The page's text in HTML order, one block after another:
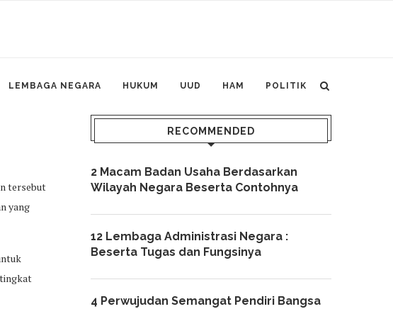
LEMBAGA NEGARA HUKUM UUD HAM POLITIK
tersebut
yang
RECOMMENDED
2 Macam Badan Usaha Berdasarkan
Wilayah Negara Beserta Contohnya
12 Lembaga Administrasi Negara :
Beserta Tugas dan Fungsinya
4 Perwujudan Semangat Pendiri Bangsa